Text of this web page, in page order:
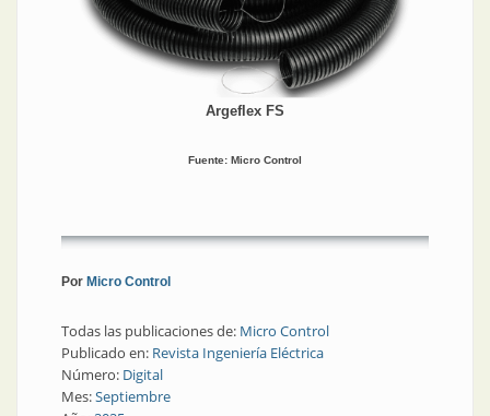
Argeflex FS
Fuente: Micro Control
Por Micro Control
Todas las publicaciones de: Micro Control
Publicado en: Revista Ingeniería Eléctrica
Número: Digital
Mes:Septiembre